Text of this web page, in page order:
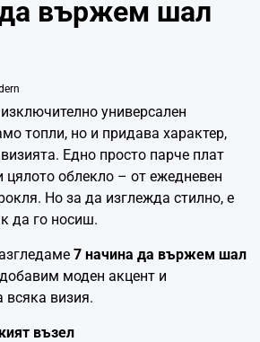
вържем шал
универсален
топли, но и придава характер,
Едно просто парче плат
облекло – от ежедневен
Но за да изглежда стилно, е
да го носиш.
7 начина да вържем шал
моден акцент и
всяка визия.
възел